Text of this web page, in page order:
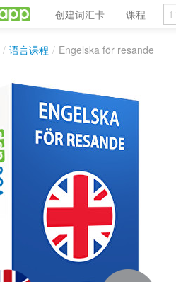
创建词汇卡 课程
/ 语言课程 / Engelska för resande